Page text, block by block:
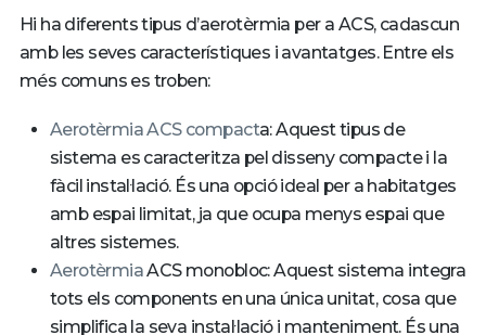
Hi ha diferents tipus d’aerotèrmia per a ACS, cadascun
amb les seves característiques i avantatges. Entre els
més comuns es troben:
Aerotèrmia ACS compacta: Aquest tipus de
sistema es caracteritza pel disseny compacte i la
fàcil instal·lació. És una opció ideal per a habitatges
amb espai limitat, ja que ocupa menys espai que
altres sistemes.
AerotèrmiaACS monobloc: Aquest sistema integra
tots els components en una única unitat, cosa que
simplifica la seva instal·lació i manteniment. És una